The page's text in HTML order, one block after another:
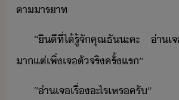
ตาาราท​
“​ิี​ที่​ไ้​รู้จั​คุณ​ธั​ะคะ​ ​่า​เ
า​แต่​เพิ่​เจ​ตัจริ​ครั้แร​”
“​่า​เจ​เรื่​ะไร​เหร​ครั​”